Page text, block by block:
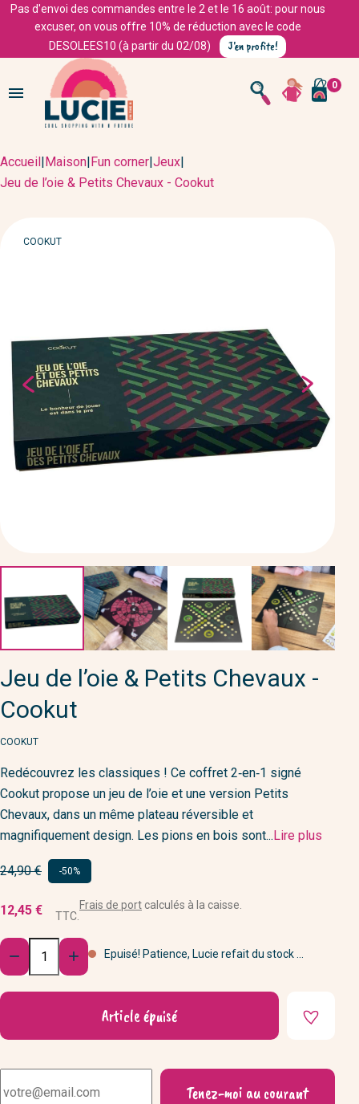
Pas d'envoi des commandes entre le 2 et le 16 août: pour nous
excuser, on vous offre 10% de réduction avec le code
DESOLEES10 (à partir du 02/08)
J'en profite!
 0
Accueil|Maison|Fun corner|Jeux|
Jeu de l’oie & Petits Chevaux - Cookut
MARQUE
COOKUT
Jeu de l’oie & Petits Chevaux -
Cookut
MARQUE
COOKUT
Redécouvrez les classiques ! Ce coffret 2‑en‑1 signé
Cookut propose un jeu de l’oie et une version Petits
Chevaux, dans un même plateau réversible et
magnifiquement design. Les pions en bois sont...Lire plus
Prix
base
24,90 € -50%
12,45 € TTC.
Frais de portcalculés à la caisse.
Quantité
  Epuisé! Patience, Lucie refait du stock ...
Article épuisé
Tenez-moi au courant